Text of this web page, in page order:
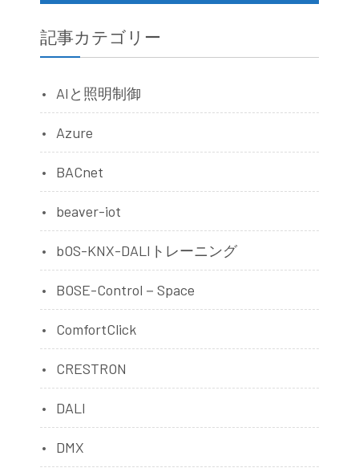
記事カテゴリー
AIと照明制御
Azure
BACnet
beaver-iot
bOS-KNX-DALIトレーニング
BOSE-Control－Space
ComfortClick
CRESTRON
DALI
DMX